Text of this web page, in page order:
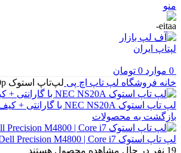
منو
0 موارد 0 تومان
خانه فروشگاه لپ تاپ اچ پی لپ‌تاپ استوک HP EliteBook 8460p با cpu Core i5، ram8GB، SSD 256GB
لپ تاپ استوک NEC NS20A با گارانتی + کیف، پردازنده AMD A6-9225، رم 8GB، حافظه SSD 256GB، نمایشگر Full HD
بازگشت به محصولات
لپ تاپ استوک Dell Precision M4800 | Core i7 رم 16، SSD 512، گرافیک Quadro 2GB با کیف و گارانتی
19 نفر در حال مشاهده محصول هستند